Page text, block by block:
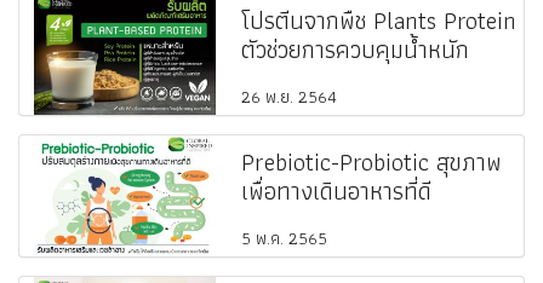
โปรตีนจากพืช Plants Protein
ตัวช่วยการควบคุมน้ำหนัก
26 พ.ย. 2564
Prebiotic-Probiotic สุขภาพ
เพื่อทางเดินอาหารที่ดี
5 พ.ค. 2565